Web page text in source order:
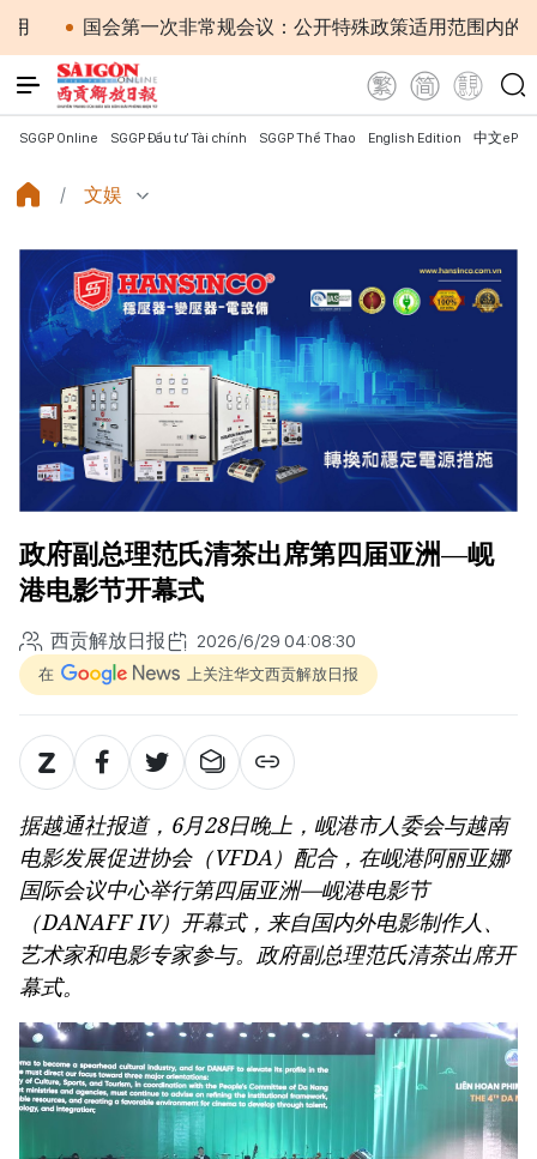
一次非常规会议：公开特殊政策适用范围内的2027年APEC
SGGP Online SGGP Đầu tư Tài chính SGGP Thể Thao English Edition 中文
文娱
政府副总理范氏清茶出席第四届亚洲—岘
港电影节开幕式
西贡解放日报 2026/6/29 04:08:30
在 上关注华文西贡解放日报
据越通社报道，6月28日晚上，岘港市人委会与越南
电影发展促进协会（VFDA）配合，在岘港阿丽亚娜
国际会议中心举行第四届亚洲—岘港电影节
（DANAFF IV）开幕式，来自国内外电影制作人、
艺术家和电影专家参与。政府副总理范氏清茶出席开
幕式。